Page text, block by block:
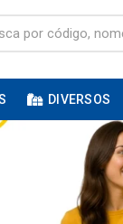
DIVERSOS